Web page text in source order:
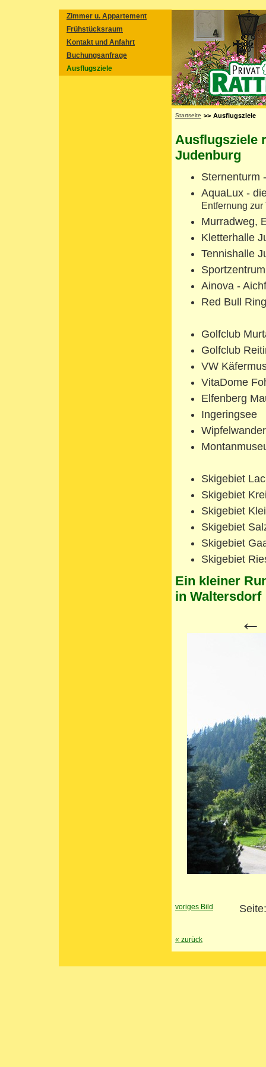
Zimmer u. Appartement
Frühstücksraum
Kontakt und Anfahrt
Buchungsanfrage
Ausflugsziele
Startseite >> Ausflugsziele
Ausflugsziele
Judenburg
Sternenturm
AquaLux -
Entfernung
Murradweg,
Kletterhalle
Tennishalle
Ainova -
Red Bull
Golfclub
Golfclub
VW
VitaDome
Elfenberg
Ingeringsee
Skigebiet
Skigebiet
Skigebiet
Skigebiet
Skigebiet
Skigebiet
Ein kleiner
in Waltersdorf
←
voriges Bild
« zurück